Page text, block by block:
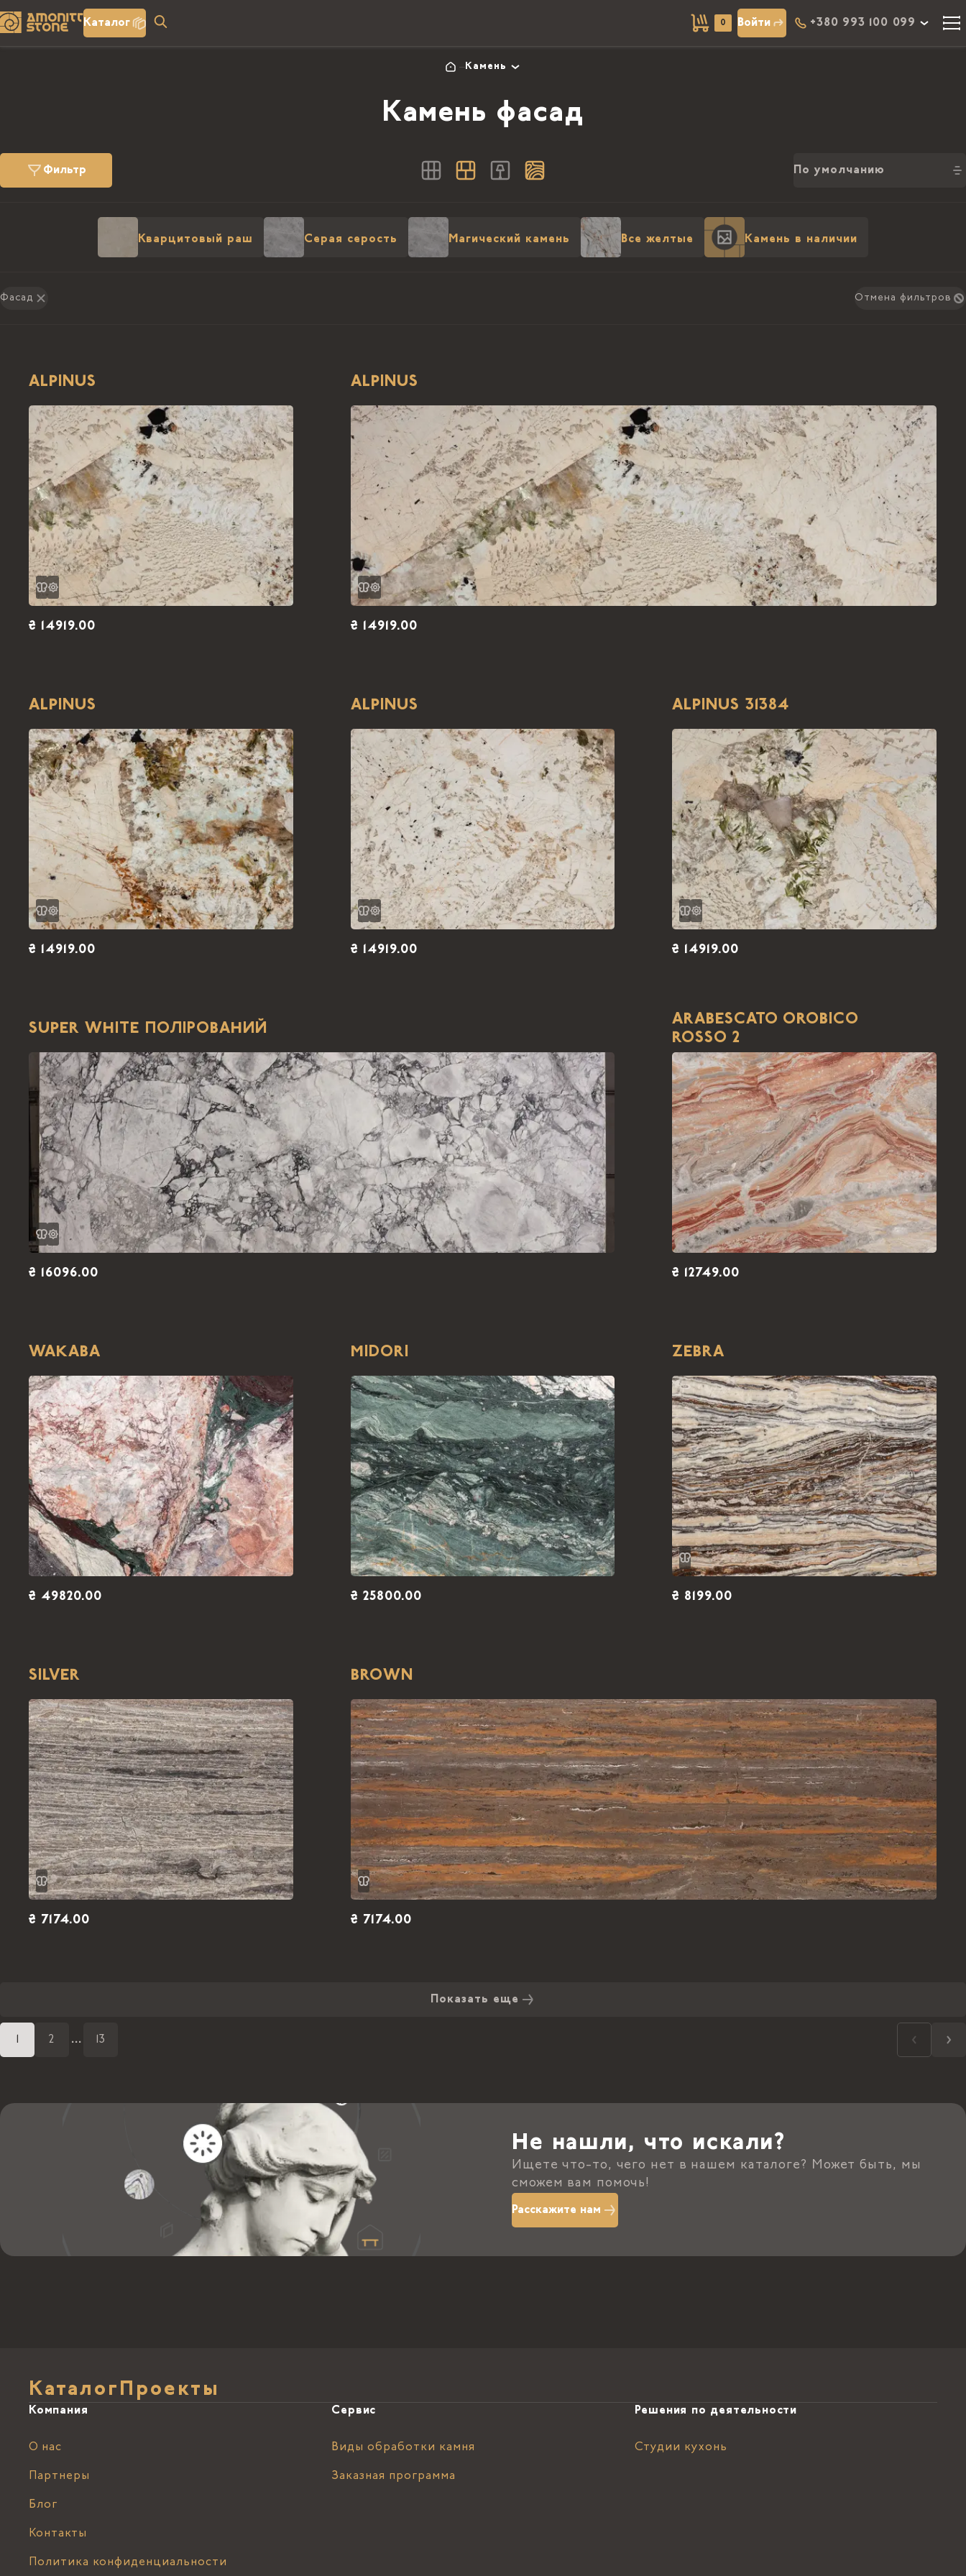
Каталог 0 Войти +380 993 100 099
Камень
Камень фасад
Фильтр По умолчанию
Кварцитовый раш Серая серость Магический камень Все желтые Камень в наличии
Фасад Отмена фильтров
ALPINUS
₴ 14919.00
ALPINUS
₴ 14919.00
ALPINUS
₴ 14919.00
ALPINUS
₴ 14919.00
ALPINUS 31384
₴ 14919.00
SUPER WHITE ПОЛІРОВАНИЙ
₴ 16096.00
ARABESCATO OROBICO
ROSSO 2
₴ 12749.00
WAKABA
₴ 49820.00
MIDORI
₴ 25800.00
ZEBRA
₴ 8199.00
SILVER
₴ 7174.00
BROWN
₴ 7174.00
Показать еще
2 ... 13
Не нашли, что искали?
Ищете что-то, чего нет в нашем каталоге? Может быть, мы
сможем вам помочь!
Расскажите нам
Каталог Проекты
Компания
О нас
Партнеры
Блог
Контакты
Политика конфиденциальности
Сервис
Виды обработки камня
Заказная программа
Решения по деятельности
Студии кухонь